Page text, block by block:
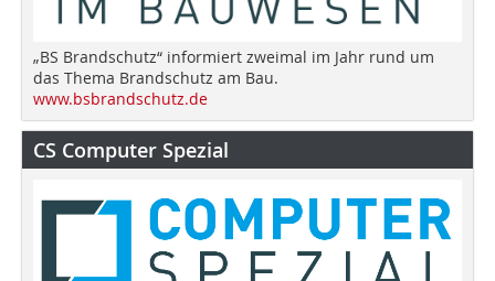
„BS Brandschutz“ informiert zweimal im Jahr rund um
das Thema Brandschutz am Bau.
www.bsbrandschutz.de
CS Computer Spezial